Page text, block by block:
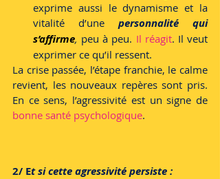
exprime aussi le dynamisme et la
vitalité d’une
personnalité qui
s’affirme, peu à peu. Il réagit. Il veut
exprimer ce qu’il ressent.
La crise passée, l’étape franchie, le calme
revient, les nouveaux repères sont pris.
bonne santé psychologique.
2/ Et si cette agressivité persiste :